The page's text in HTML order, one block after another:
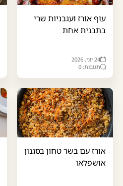
עוף אורז ועגבניות שרי
בתבנית אחת
24 יוני, 2026
תגובות: 0
אורז עם בשר טחון בסגנון
אושפלאו